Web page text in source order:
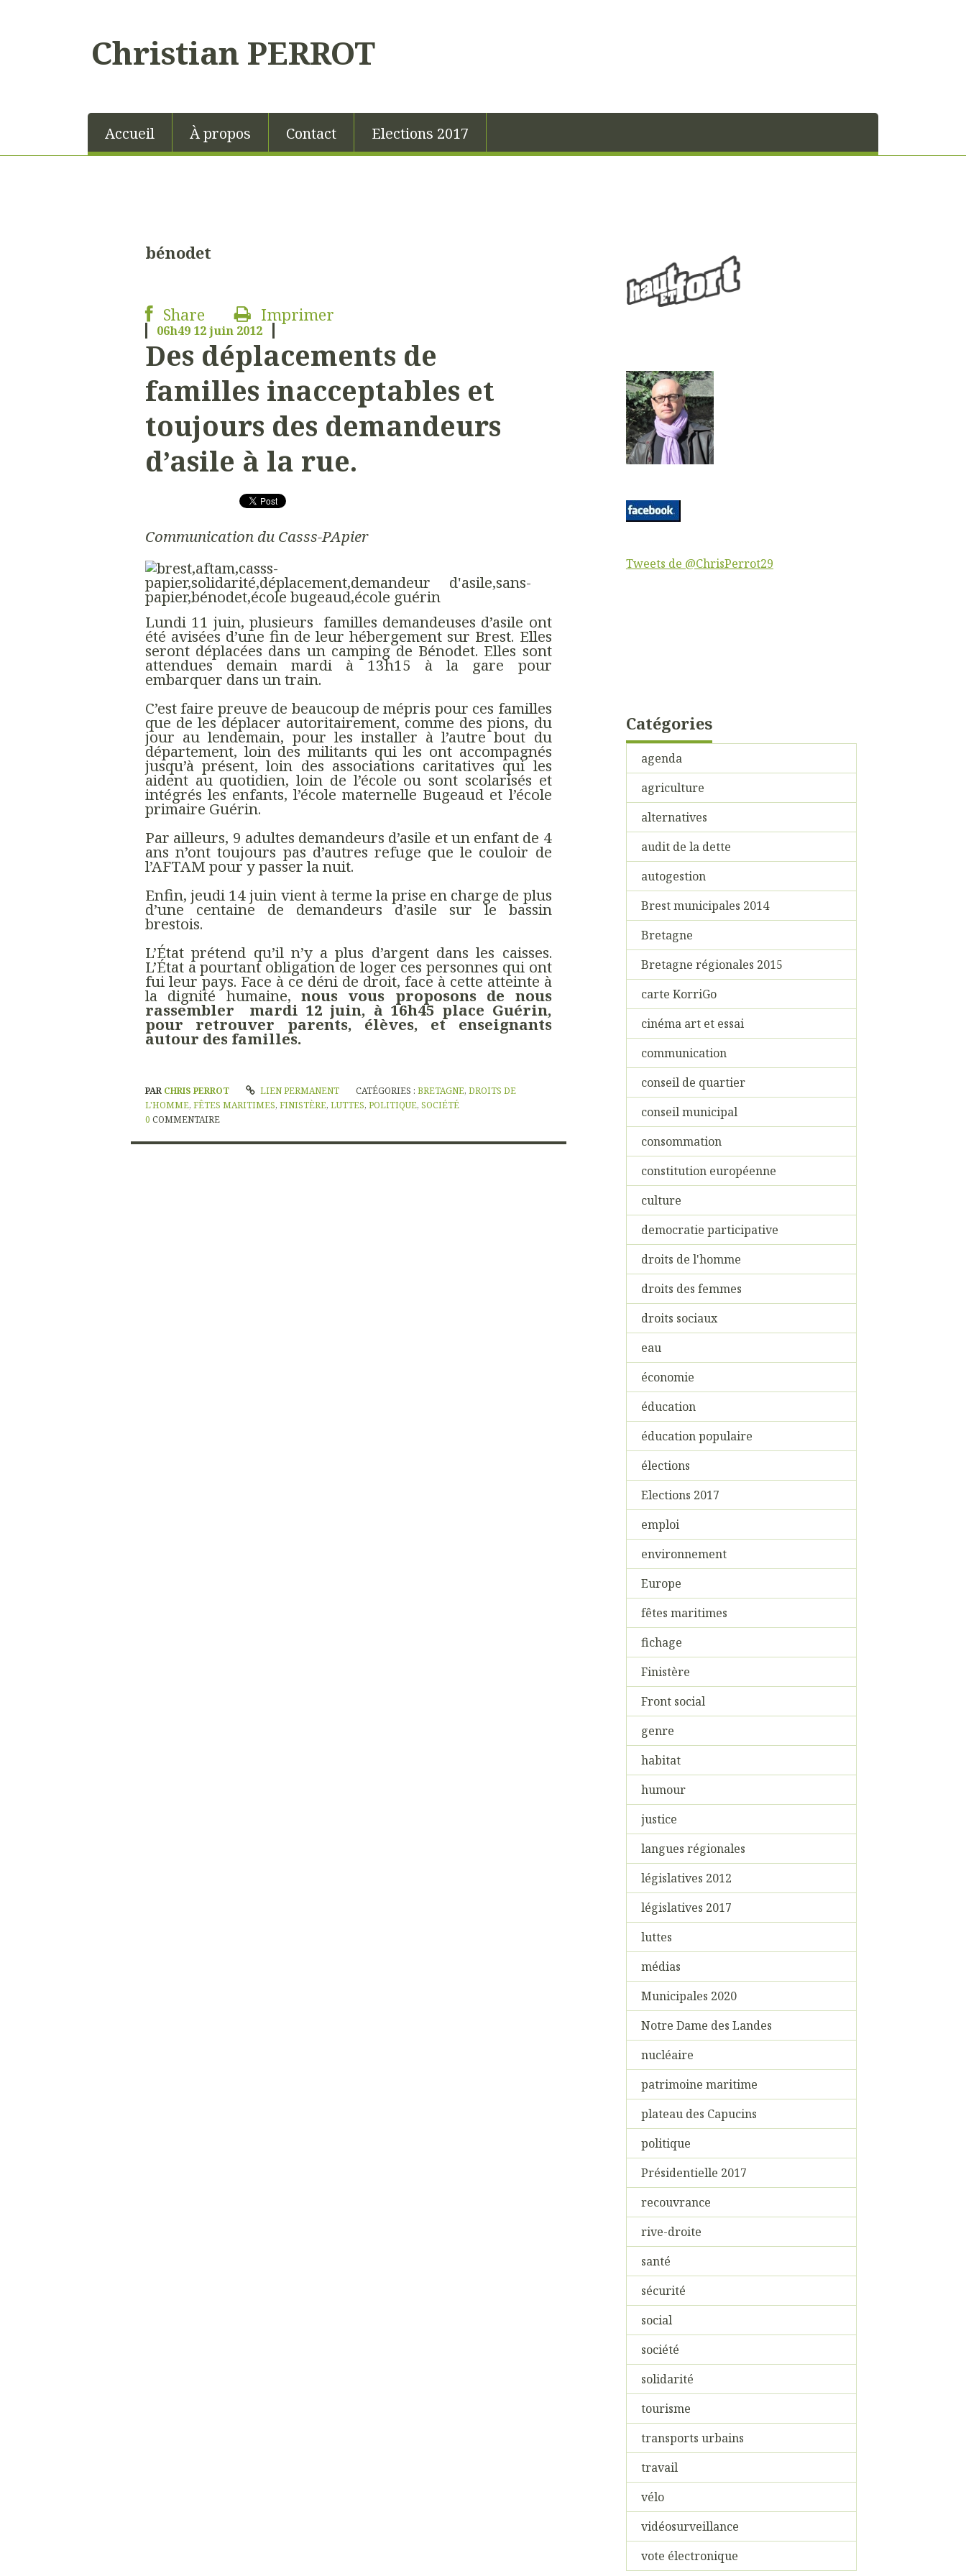
Christian PERROT
Accueil À propos Contact Elections 2017
bénodet
Share Imprimer
06h49 12juin 2012
Des déplacements de
familles inacceptables et
toujours des demandeurs
d’asile à la rue.
Communication du Casss-PApier
Lundi 11 juin, plusieurs familles demandeuses d’asile ont
été avisées d’une fin de leur hébergement sur Brest. Elles
seront déplacées dans un camping de Bénodet. Elles sont
attendues demain mardi à 13h15 à la gare pour
embarquer dans un train.
C’est faire preuve de beaucoup de mépris pour ces familles
que de les déplacer autoritairement, comme des pions, du
jour au lendemain, pour les installer à l’autre bout du
département, loin des militants qui les ont accompagnés
jusqu’à présent, loin des associations caritatives qui les
aident au quotidien, loin de l’école ou sont scolarisés et
intégrés les enfants, l’école maternelle Bugeaud et l’école
primaire Guérin.
Par ailleurs, 9 adultes demandeurs d’asile et un enfant de 4
ans n’ont toujours pas d’autres refuge que le couloir de
l’AFTAM pour y passer la nuit.
Enfin, jeudi 14 juin vient à terme la prise en charge de plus
d’une centaine de demandeurs d’asile sur le bassin
brestois.
L’État prétend qu’il n’y a plus d’argent dans les caisses.
L’État a pourtant obligation de loger ces personnes qui ont
fui leur pays. Face à ce déni de droit, face à cette atteinte à
la dignité humaine,nous vous proposons de nous
rassembler mardi 12 juin, à 16h45 place Guérin,
pour retrouver parents, élèves, et enseignants
autour des familles.
PAR CHRIS PERROT LIEN PERMANENT CATÉGORIES :BRETAGNE,DROITS DE
L'HOMME, FÊTES MARITIMES, FINISTÈRE, LUTTES, POLITIQUE, SOCIÉTÉ
0 COMMENTAIRE
Tweets de @ChrisPerrot29
Catégories
agenda
agriculture
alternatives
audit de la dette
autogestion
Brest municipales 2014
Bretagne
Bretagne régionales 2015
carte KorriGo
cinéma art et essai
communication
conseil de quartier
conseil municipal
consommation
constitution européenne
culture
democratie participative
droits de l'homme
droits des femmes
droits sociaux
eau
économie
éducation
éducation populaire
élections
Elections 2017
emploi
environnement
Europe
fêtes maritimes
fichage
Finistère
Front social
genre
habitat
humour
justice
langues régionales
législatives 2012
législatives 2017
luttes
médias
Municipales 2020
Notre Dame des Landes
nucléaire
patrimoine maritime
plateau des Capucins
politique
Présidentielle 2017
recouvrance
rive-droite
santé
sécurité
social
société
solidarité
tourisme
transports urbains
travail
vélo
vidéosurveillance
vote électronique